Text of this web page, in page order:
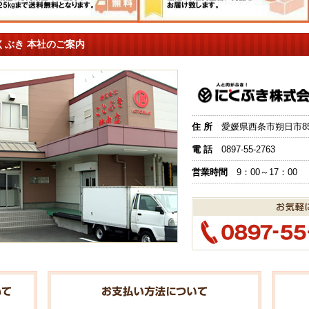
ぶき 本社のご案内
住 所 愛媛県西条市朔日市
電 話0897-55-2763
営業時間 9：00～17：00